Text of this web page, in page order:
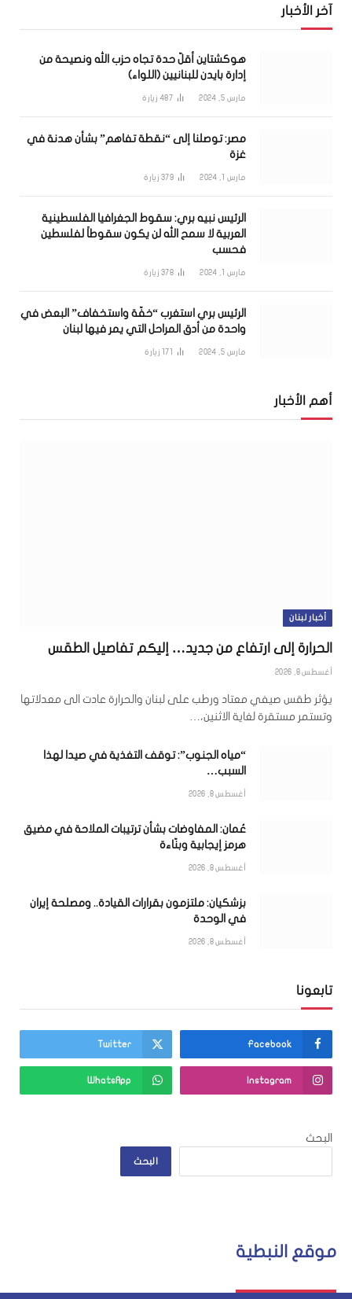
آخر الأخبار
هوكشتاين أقلّ حدة تجاه حزب الله ونصيحة من
إدارة بايدن للبنانيين (اللواء)
مارس 5, 2024 487 زيارة
مصر: توصلنا إلى “نقطة تفاهم” بشأن هدنة في
غزة
مارس 1, 2024 379 زيارة
الرئيس نبيه بري: سقوط الجغرافيا الفلسطينية
العربية لا سمح الله لن يكون سقوطاً لفلسطين
فحسب
مارس 1, 2024 378 زيارة
الرئيس بري استغرب “خفّة واستخفاف” البعض في
واحدة من أدق المراحل التي يمر فيها لبنان
مارس 5, 2024 171 زيارة
أهم الأخبار
أخبار لبنان
الحرارة إلى ارتفاع من جديد… إليكم تفاصيل الطقس
أغسطس 8, 2026
يؤثر طقس صيفي معتاد ورطب على لبنان والحرارة عادت الى معدلاتها
وتستمر مستقرة لغاية الاثنين،…
“مياه الجنوب”: توقف التغذية في صيدا لهذا
السبب…
أغسطس 8, 2026
عُمان: المفاوضات بشأن ترتيبات الملاحة في مضيق
هرمز إيجابية وبنّاءة
أغسطس 8, 2026
بزشكيان: ملتزمون بقرارات القيادة.. ومصلحة إيران
في الوحدة
أغسطس 8, 2026
تابعونا
Facebook
Twitter
Instagram
WhatsApp
البحث
البحث
موقع النبطية